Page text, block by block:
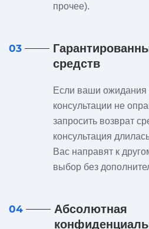
прочее).
03
средств
Если ваши ожидания
консультации не
запросить возврат
консультация
Вас направят к
выбор без
04
Абсолютная